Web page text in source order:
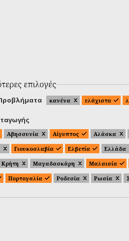
επιλογές
κανένα ελάχιστα
Αβησσυνία Αίγυπτος Αλάσκα
Γιουκοσλαβία Ελβετία Ελλάδα
Κρήτη Μαγαδασκάρη Μαλαισία
Πορτογαλία Ροδεσία Ρωσία